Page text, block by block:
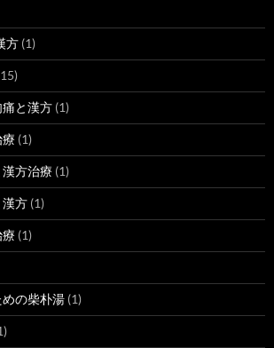
方 (1)
と漢方 (1)
(1)
方治療 (1)
漢方 (1)
(1)
の柴朴湯 (1)